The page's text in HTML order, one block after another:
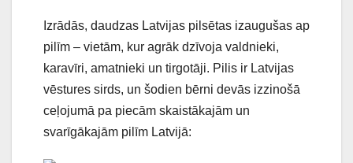
Izrādās, daudzas Latvijas pilsētas izaugušas ap
pilīm – vietām, kur agrāk dzīvoja valdnieki,
karavīri, amatnieki un tirgotāji. Pilis ir Latvijas
vēstures sirds, un šodien bērni devās izzinošā
ceļojumā pa piecām skaistākajām un
svarīgākajām pilīm Latvijā: